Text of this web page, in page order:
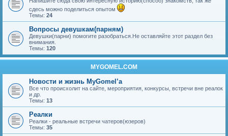
сдесь можно поделиться опытом
Темы: 24
Вопросы девушкам(парням)
Девушки(парни) помогите разобраться.Не оставляйте этот раздел без
внимания.
Темы: 120
MYGOMEL.COM
Новости и жизнь MyGomel’a
Все что происхолит на сайте, мероприятия, конкурсы, встречи вне реалок
и др.
Темы: 13
Реалки
Реалки - реальные встречи чатеров(юзеров)
Темы: 35